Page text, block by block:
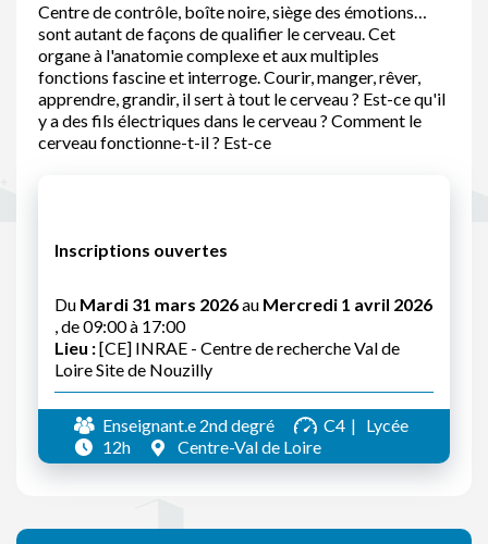
Centre de contrôle, boîte noire, siège des émotions…
sont autant de façons de qualifier le cerveau. Cet
organe à l'anatomie complexe et aux multiples
fonctions fascine et interroge. Courir, manger, rêver,
apprendre, grandir, il sert à tout le cerveau ? Est-ce qu'il
y a des fils électriques dans le cerveau ? Comment le
cerveau fonctionne-t-il ? Est-ce
Inscriptions ouvertes
Du Mardi 31 mars 2026au Mercredi 1 avril 2026
, de 09:00 à 17:00
Lieu :[CE] INRAE - Centre de recherche Val de
Loire Site de Nouzilly
Enseignant.e 2nd degré C4
Lycée
12h
Centre-Val de Loire